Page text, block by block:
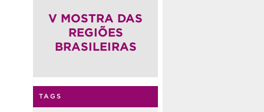
V MOSTRA DAS
REGIÕES
BRASILEIRAS
TAGS